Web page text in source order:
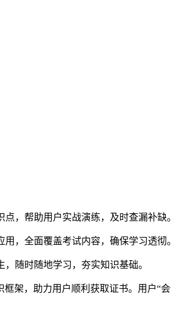
，帮助用户实战演练，及时查漏补缺。
，全面覆盖考试内容，确保学习透彻。
随时随地学习，夯实知识基础。
架，助力用户顺利获取证书。用户“